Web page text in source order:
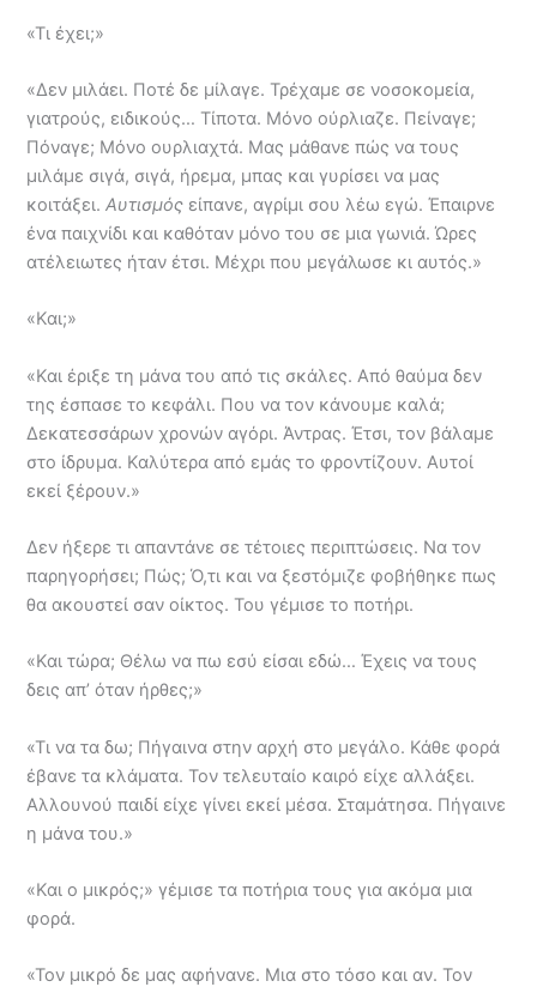
«Τι έχει;»
«Δεν μιλάει. Ποτέ δε μίλαγε. Τρέχαμε σε νοσοκομεία,
γιατρούς, ειδικούς… Τίποτα. Μόνο ούρλιαζε. Πείναγε;
Πόναγε; Μόνο ουρλιαχτά. Μας μάθανε πώς να τους
μιλάμε σιγά, σιγά, ήρεμα, μπας και γυρίσει να μας
κοιτάξει.Αυτισμός είπανε, αγρίμι σου λέω εγώ. Έπαιρνε
ένα παιχνίδι και καθόταν μόνο του σε μια γωνιά. Ώρες
ατέλειωτες ήταν έτσι. Μέχρι που μεγάλωσε κι αυτός.»
«Και;»
«Και έριξε τη μάνα του από τις σκάλες. Από θαύμα δεν
της έσπασε το κεφάλι. Που να τον κάνουμε καλά;
Δεκατεσσάρων χρονών αγόρι. Άντρας. Έτσι, τον βάλαμε
στο ίδρυμα. Καλύτερα από εμάς το φροντίζουν. Αυτοί
εκεί ξέρουν.»
Δεν ήξερε τι απαντάνε σε τέτοιες περιπτώσεις. Να τον
παρηγορήσει; Πώς; Ό,τι και να ξεστόμιζε φοβήθηκε πως
θα ακουστεί σαν οίκτος. Του γέμισε το ποτήρι.
«Και τώρα; Θέλω να πω εσύ είσαι εδώ… Έχεις να τους
δεις απ’ όταν ήρθες;»
«Τι να τα δω; Πήγαινα στην αρχή στο μεγάλο. Κάθε φορά
έβανε τα κλάματα. Τον τελευταίο καιρό είχε αλλάξει.
Αλλουνού παιδί είχε γίνει εκεί μέσα. Σταμάτησα. Πήγαινε
η μάνα του.»
«Και ο μικρός;» γέμισε τα ποτήρια τους για ακόμα μια
φορά.
«Τον μικρό δε μας αφήνανε. Μια στο τόσο και αν. Τον